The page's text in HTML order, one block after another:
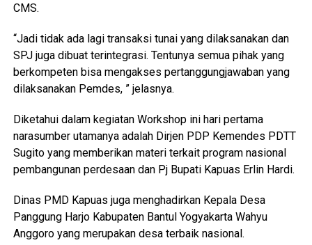
CMS.
“Jadi tidak ada lagi transaksi tunai yang dilaksanakan dan
SPJ juga dibuat terintegrasi. Tentunya semua pihak yang
berkompeten bisa mengakses pertanggungjawaban yang
dilaksanakan Pemdes, ” jelasnya.
Diketahui dalam kegiatan Workshop ini hari pertama
narasumber utamanya adalah Dirjen PDP Kemendes PDTT
Sugito yang memberikan materi terkait program nasional
pembangunan perdesaan dan Pj Bupati Kapuas Erlin Hardi.
Dinas PMD Kapuas juga menghadirkan Kepala Desa
Panggung Harjo Kabupaten Bantul Yogyakarta Wahyu
Anggoro yang merupakan desa terbaik nasional.